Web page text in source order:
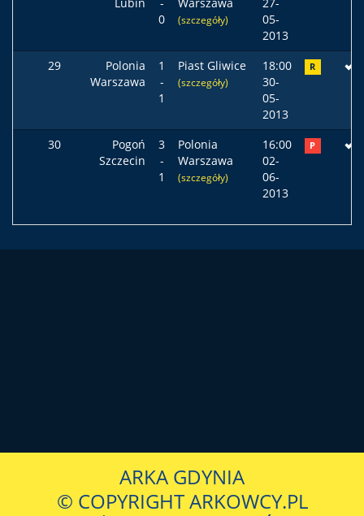
0
(szczegóły)
05-
2013
29
Polonia
Warszawa
1
-
1
Piast Gliwice
(szczegóły)
18:00
30-
05-
2013
R
30
Pogoń
Szczecin
3
-
1
Polonia
Warszawa
(szczegóły)
16:00
02-
06-
2013
P
ARKA GDYNIA
© COPYRIGHT ARKOWCY.PL